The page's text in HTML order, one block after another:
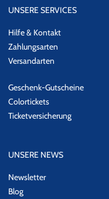
UNSERE SERVICES
Hilfe & Kontakt
Zahlungsarten
Versandarten
Geschenk-Gutscheine
Colortickets
Ticketversicherung
UNSERE NEWS
Newsletter
Blog